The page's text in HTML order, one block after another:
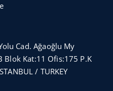
Cad. Ağaoğlu My
Blok Kat:11 Ofis:175 P.K
/ TURKEY